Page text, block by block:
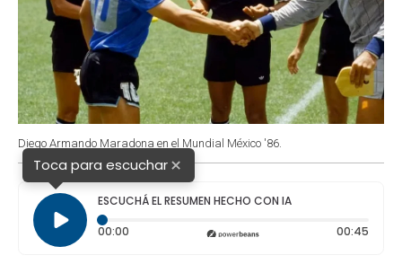
Diego Armando Maradona en el Mundial México '86.
Toca para escuchar×
ESCUCHÁ EL RESUMEN HECHO CON IA
00:00 Tiempo transcurrido: 0 segundos 00:45